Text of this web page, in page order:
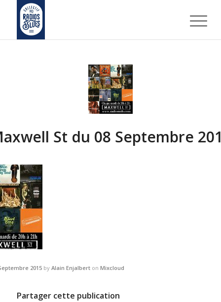
St du 08 Septembre
2015 by Alain Enjalbert on Mixcloud
Partager cette publication